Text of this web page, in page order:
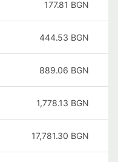
177.81 BGN
444.53 BGN
889.06 BGN
1,778.13 BGN
17,781.30 BGN